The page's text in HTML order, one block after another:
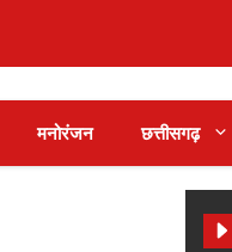
मनोरंजन छत्तीसगढ़